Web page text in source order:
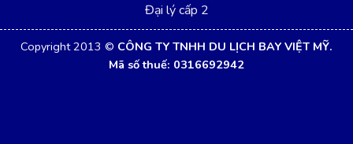
Đại lý cấp 2
Copyright 2013 © CÔNG TY TNHH DU LỊCH BAY VIỆT MỸ.
Mã số thuế: 0316692942